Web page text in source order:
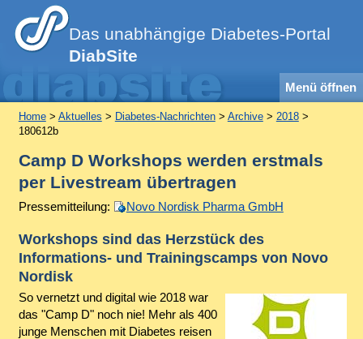
Das unabhängige Diabetes-Portal
DiabSite
Menü öffnen
Home> Aktuelles > Diabetes-Nachrichten> Archive> 2018>
180612b
Camp D Workshops werden erstmals
per Livestream übertragen
Pressemitteilung: Novo Nordisk Pharma GmbH
Workshops sind das Herzstück des
Informations- und Trainingscamps von Novo
Nordisk
So vernetzt und digital wie 2018 war
das "Camp D" noch nie! Mehr als 400
junge Menschen mit Diabetes reisen